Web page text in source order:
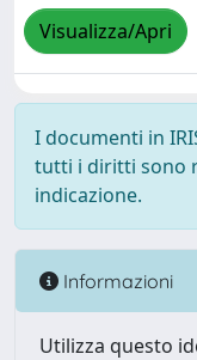
Visualizza/Apri
I documenti in
tutti i diritti sono
indicazione.
Informazioni
Utilizza questo